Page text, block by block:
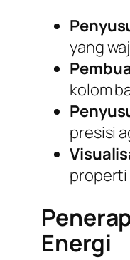
yang
kolom
presisi
properti
Energi